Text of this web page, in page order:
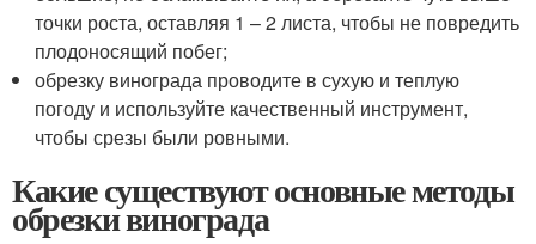
точки роста, оставляя 1 – 2 листа, чтобы не повредить
плодоносящий побег;
обрезку винограда проводите в сухую и теплую
погоду и используйте качественный инструмент,
чтобы срезы были ровными.
Какие существуют основные методы
обрезки винограда